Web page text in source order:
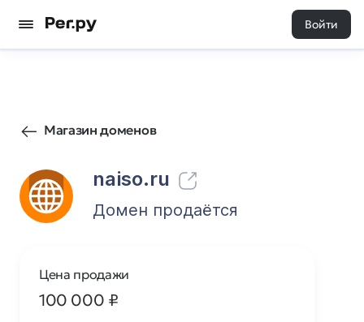
Войти
Магазин доменов
naiso.ru
1 0
Домен продаётся
Цена продажи
100 000 ₽